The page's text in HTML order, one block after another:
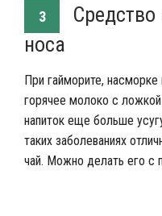
3
Средство
носа
При гайморите, насморке
горячее молоко с ложкой
напиток еще больше
таких заболеваниях
чай. Можно делать его с